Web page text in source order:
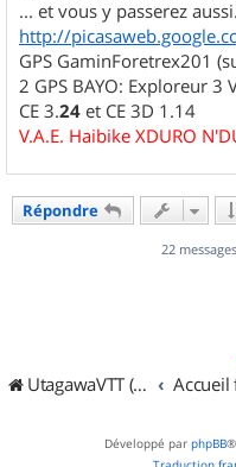
... et vous y passerez
http://
GPS GaminForetrex201
2 GPS BAYO: Exploreur 3
CE 3.24 et CE 3D 1.14
V.A.E. Haibike XDURO
Répondre
22 messages
UtagawaVTT (Randos VTT et VTTAE avec traces GPS)
Développé par phpBB®